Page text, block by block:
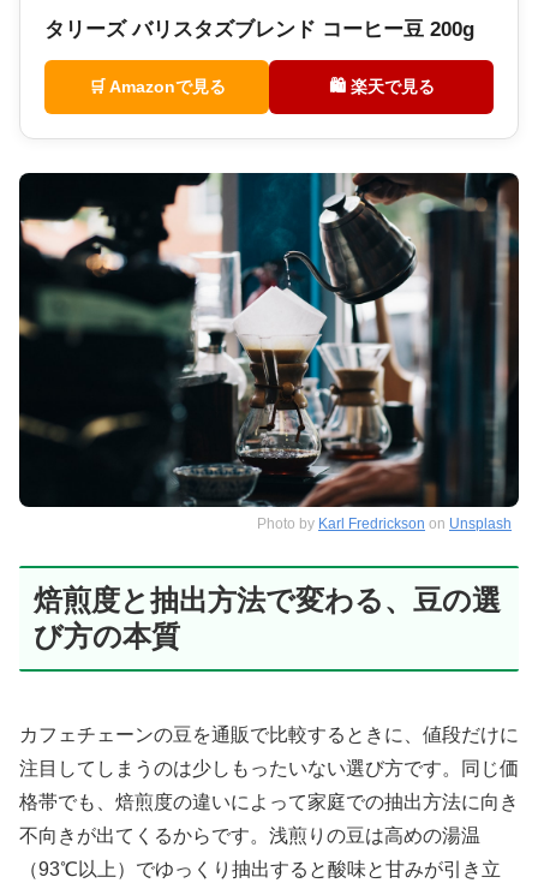
タリーズ バリスタズブレンド コーヒー豆 200g
🛒 Amazonで見る 🛍 楽天で見る
Photo by Karl Fredrickson on Unsplash
焙煎度と抽出方法で変わる、豆の選
び方の本質
カフェチェーンの豆を通販で比較するときに、値段だけに
注目してしまうのは少しもったいない選び方です。同じ価
格帯でも、焙煎度の違いによって家庭での抽出方法に向き
不向きが出てくるからです。浅煎りの豆は高めの湯温
（93℃以上）でゆっくり抽出すると酸味と甘みが引き立